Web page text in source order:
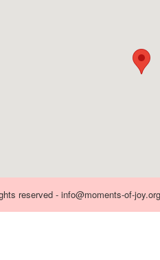
reserved - info@moments-of-